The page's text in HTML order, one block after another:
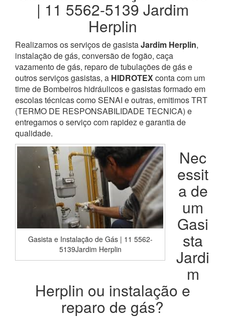
| 11 5562-5139 Jardim
Herplin
Realizamos os serviços de gasistaJardim Herplin,
instalação de gás, conversão de fogão, caça
vazamento de gás, reparo de tubulações de gás e
outros serviços gasistas, a HIDROTEXconta com um
time de Bombeiros hidráulicos e gasistas formado em
escolas técnicas como SENAI e outras, emitimos TRT
(TERMO DE RESPONSABILIDADE TECNICA) e
entregamos o serviço com rapidez e garantia de
qualidade.
Gasista e Instalação de Gás | 11 5562-
5139Jardim Herplin
Nec
essit
a de
um
Gasi
sta
Jardi
m
Herplin ou instalação e
reparo de gás?